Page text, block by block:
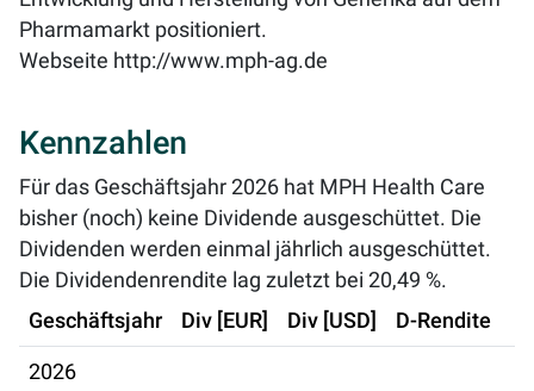
Pharmamarkt positioniert.
Webseite http://www.mph-ag.de
Kennzahlen
Für das Geschäftsjahr 2026 hat MPH Health Care
bisher (noch) keine Dividende ausgeschüttet. Die
Dividenden werden einmal jährlich ausgeschüttet.
Die Dividendenrendite lag zuletzt bei 20,49 %.
Geschäftsjahr
Div [EUR] Div [USD] D-Rendite
2026